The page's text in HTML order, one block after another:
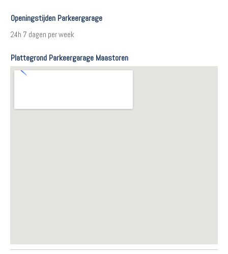
Openingstijden Parkeergarage
24h 7 dagen per week
Plattegrond Parkeergarage Maastoren